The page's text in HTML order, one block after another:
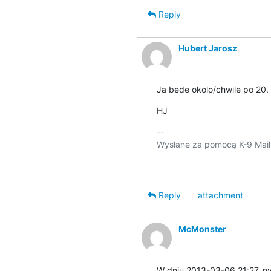
Reply
Hubert Jarosz
Ja bede okolo/chwile po 20.
HJ
--
Wysłane za pomocą K-9
Reply
attachment
McMonster